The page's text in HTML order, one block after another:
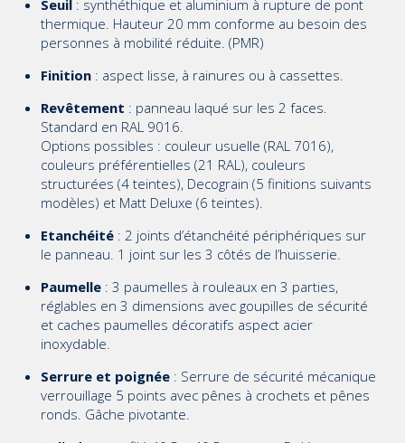
Seuil : synthéthique et aluminium à rupture de pont
thermique. Hauteur 20 mm conforme au besoin des
personnes à mobilité réduite. (PMR)
Finition : aspect lisse, à rainures ou à cassettes.
Revêtement : panneau laqué sur les 2 faces.
Standard en RAL 9016.
Options possibles : couleur usuelle (RAL 7016),
couleurs préférentielles (21 RAL), couleurs
structurées (4 teintes), Decograin (5 finitions suivants
modèles) et Matt Deluxe (6 teintes).
Etanchéité : 2 joints d’étanchéité périphériques sur
le panneau. 1 joint sur les 3 côtés de l’huisserie.
Paumelle : 3 paumelles à rouleaux en 3 parties,
réglables en 3 dimensions avec goupilles de sécurité
et caches paumelles décoratifs aspect acier
inoxydable.
Serrure et poignée : Serrure de sécurité mécanique
verrouillage 5 points avec pênes à crochets et pênes
ronds. Gâche pivotante.